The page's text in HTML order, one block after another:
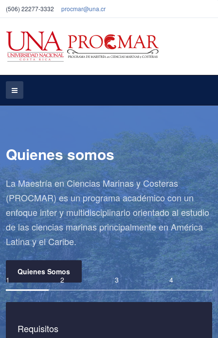
(506) 22277-3332 procmar@una.cr
Requisitos